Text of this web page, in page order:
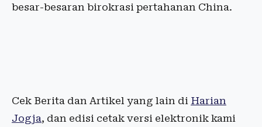
besar-besaran birokrasi pertahanan China.
Cek Berita dan Artikel yang lain di Harian
Jogja, dan edisi cetak versi elektronik kami